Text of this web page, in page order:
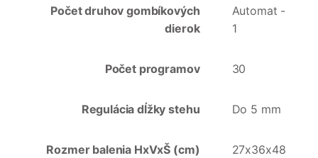
Počet druhov gombíkových
dierok
Automat -
1
Počet programov 30
Regulácia dĺžky stehu Do 5 mm
Rozmer balenia HxVxŠ (cm) 27x36x48